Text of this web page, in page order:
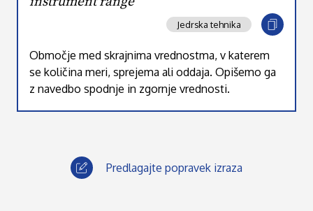
Jedrska tehnika
Območje med skrajnima vrednostma, v katerem
se količina meri, sprejema ali oddaja. Opišemo ga
z navedbo spodnje in zgornje vrednosti.
Predlagajte popravek izraza